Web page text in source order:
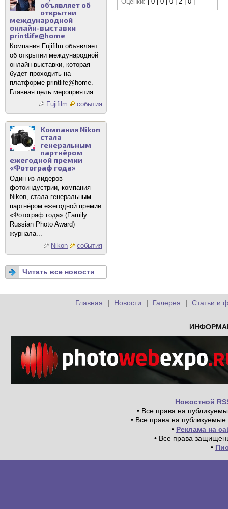
объявляет об
открытии
международной
онлайн-выставки
printlife@home
Компания Fujifilm объявляет
об открытии международной
онлайн-выставки, которая
будет проходить на
платформе printlife@home.
Главная цель мероприятия...
Fujifilm
события
Компания Nikon
стала
генеральным
партнёром
ежегодной премии
«Фотограф года»
Один из лидеров
фотоиндустрии, компания
Nikon, стала генеральным
партнёром ежегодной премии
«Фотограф года» (Family
Russian Photo Award)
журнала...
Nikon
события
Читать все новости
Главная | Новости | Галерея | Статьи и
Новостной
• Все права на
• Все права на
• Реклама на
• Все права
•